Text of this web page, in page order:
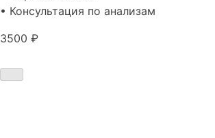
• Консультация по анализам
3500 ₽